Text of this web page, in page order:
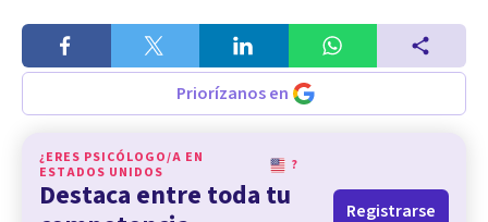
Priorízanos en
¿ERES PSICÓLOGO/A EN
ESTADOS UNIDOS
?
Destaca entre toda tu
Registrarse